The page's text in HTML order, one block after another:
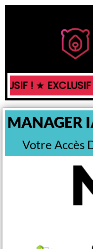
! ★
MANAGER
Votre Accès